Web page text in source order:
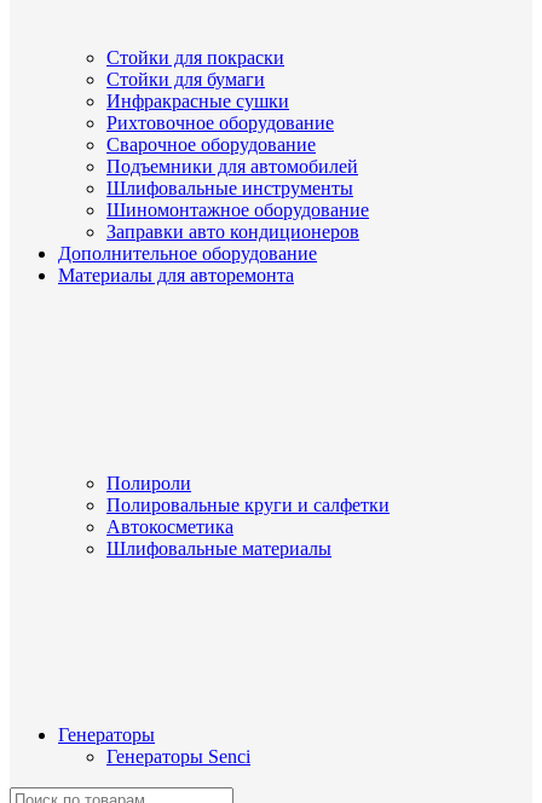
Стойки для покраски
Стойки для бумаги
Инфракрасные сушки
Рихтовочное оборудование
Сварочное оборудование
Подъемники для автомобилей
Шлифовальные инструменты
Шиномонтажное оборудование
Заправки авто кондиционеров
Дополнительное оборудование
Материалы для авторемонта
Полироли
Полировальные круги и салфетки
Автокосметика
Шлифовальные материалы
Генераторы
Генераторы Senci